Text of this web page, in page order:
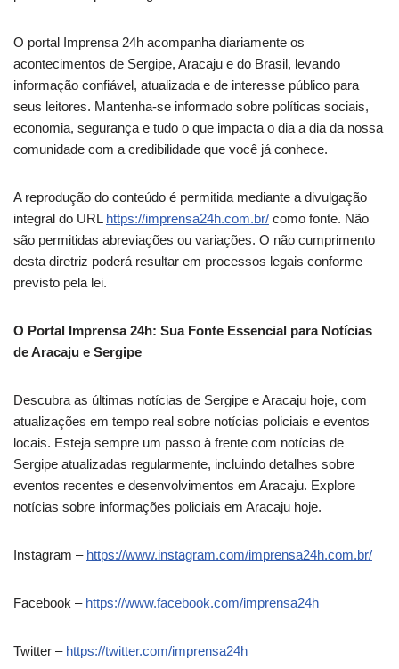
O portal Imprensa 24h acompanha diariamente os
acontecimentos de Sergipe, Aracaju e do Brasil, levando
informação confiável, atualizada e de interesse público para
seus leitores. Mantenha-se informado sobre políticas sociais,
economia, segurança e tudo o que impacta o dia a dia da nossa
comunidade com a credibilidade que você já conhece.
A reprodução do conteúdo é permitida mediante a divulgação
integral do URL https://imprensa24h.com.br/ como fonte. Não
são permitidas abreviações ou variações. O não cumprimento
desta diretriz poderá resultar em processos legais conforme
previsto pela lei.
O Portal Imprensa 24h: Sua Fonte Essencial para Notícias
de Aracaju e Sergipe
Descubra as últimas notícias de Sergipe e Aracaju hoje, com
atualizações em tempo real sobre notícias policiais e eventos
locais. Esteja sempre um passo à frente com notícias de
Sergipe atualizadas regularmente, incluindo detalhes sobre
eventos recentes e desenvolvimentos em Aracaju. Explore
notícias sobre informações policiais em Aracaju hoje.
Instagram – https://www.instagram.com/imprensa24h.com.br/
Facebook – https://www.facebook.com/imprensa24h
Twitter – https://twitter.com/imprensa24h